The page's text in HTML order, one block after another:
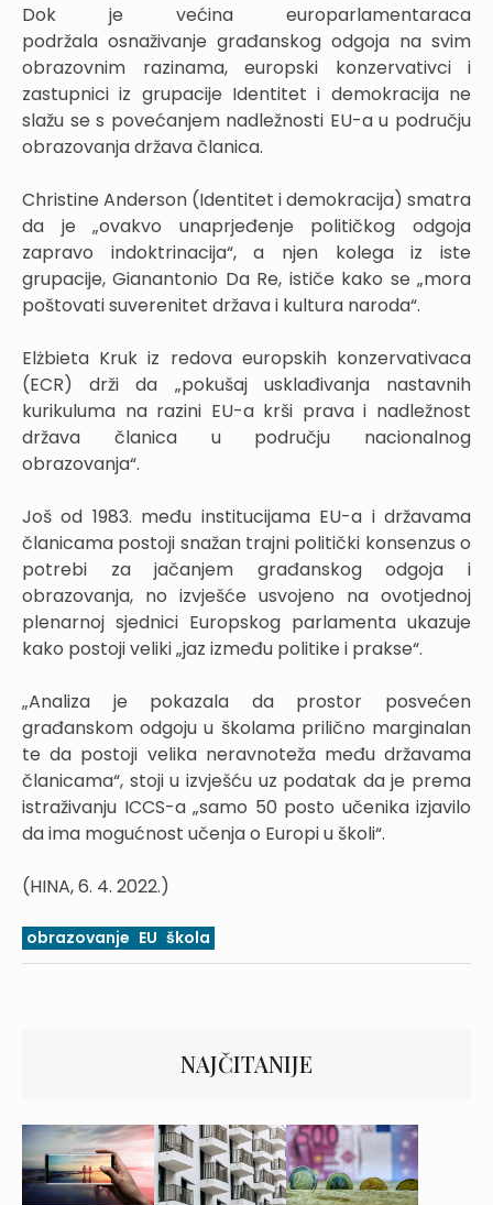
Dok je većina europarlamentaraca
podržala osnaživanje građanskog odgoja na svim
obrazovnim razinama, europski konzervativci i
zastupnici iz grupacije Identitet i demokracija ne
slažu se s povećanjem nadležnosti EU-a u području
obrazovanja država članica.
Christine Anderson (Identitet i demokracija) smatra
da je „ovakvo unaprjeđenje političkog odgoja
zapravo indoktrinacija“, a njen kolega iz iste
grupacije, Gianantonio Da Re, ističe kako se „mora
poštovati suverenitet država i kultura naroda“.
Elżbieta Kruk iz redova europskih konzervativaca
(ECR) drži da „pokušaj usklađivanja nastavnih
kurikuluma na razini EU-a krši prava i nadležnost
država članica u području nacionalnog
obrazovanja“.
Još od 1983. među institucijama EU-a i državama
članicama postoji snažan trajni politički konsenzus o
potrebi za jačanjem građanskog odgoja i
obrazovanja, no izvješće usvojeno na ovotjednoj
plenarnoj sjednici Europskog parlamenta ukazuje
kako postoji veliki „jaz između politike i prakse“.
„Analiza je pokazala da prostor posvećen
građanskom odgoju u školama prilično marginalan
te da postoji velika neravnoteža među državama
članicama“, stoji u izvješću uz podatak da je prema
istraživanju ICCS-a „samo 50 posto učenika izjavilo
da ima mogućnost učenja o Europi u školi“.
(HINA, 6. 4. 2022.)
obrazovanje EU škola
NAJČITANIJE